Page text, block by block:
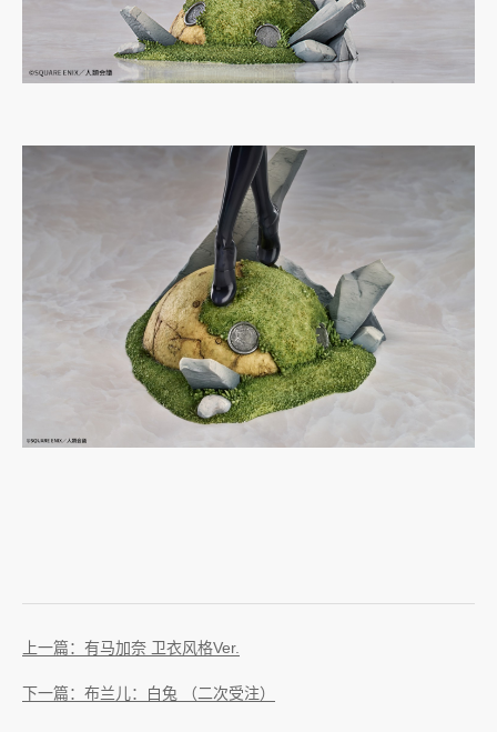
上一篇：有马加奈 卫衣风格Ver.
下一篇：布兰儿：白兔 （二次受注）